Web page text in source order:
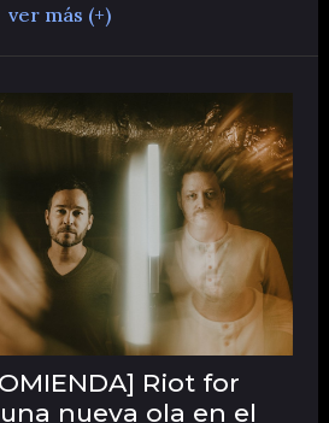
ver más (+)
Riot for
nueva ola en el